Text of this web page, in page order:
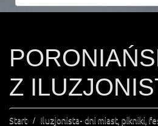
Z
Start Iluzjonista- dni miast, pikniki,